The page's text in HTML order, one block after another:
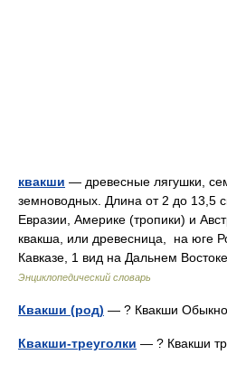
квакши — древесные лягушки,
земноводных. Длина от 2 до 13,5
Евразии, Америке (тропики) и
квакша, или древесница, на юге
Кавказе, 1 вид на Дальнем
Энциклопедический словарь
Квакши (род) — ? Квакши
Квакши-треуголки — ? Квакши